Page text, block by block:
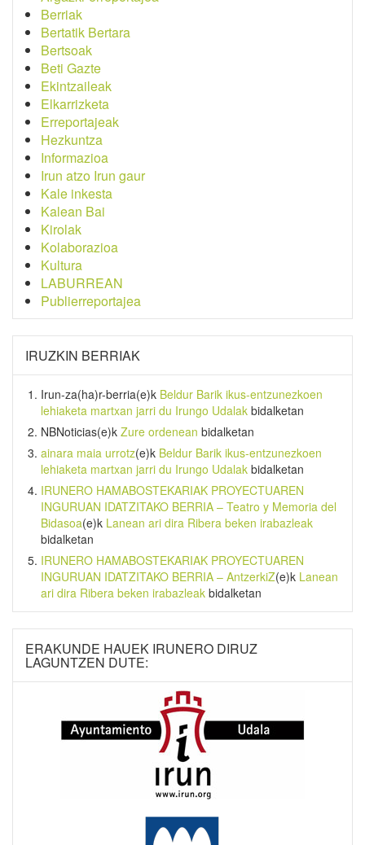
Berriak
Bertatik Bertara
Bertsoak
Beti Gazte
Ekintzaileak
Elkarrizketa
Erreportajeak
Hezkuntza
Informazioa
Irun atzo Irun gaur
Kale inkesta
Kalean Bai
Kirolak
Kolaborazioa
Kultura
LABURREAN
Publierreportajea
IRUZKIN BERRIAK
Irun-za(ha)r-berria(e)k Beldur Barik ikus-entzunezkoen
lehiaketa martxan jarri du Irungo Udalak bidalketan
NBNoticias(e)k Zure ordenean bidalketan
ainara maia urrotz(e)k Beldur Barik ikus-entzunezkoen
lehiaketa martxan jarri du Irungo Udalak bidalketan
IRUNERO HAMABOSTEKARIAK PROYECTUAREN
INGURUAN IDATZITAKO BERRIA – Teatro y Memoria del
Bidasoa(e)k Lanean ari dira Ribera beken irabazleak
bidalketan
IRUNERO HAMABOSTEKARIAK PROYECTUAREN
INGURUAN IDATZITAKO BERRIA – AntzerkiZ(e)k Lanean
ari dira Ribera beken irabazleak bidalketan
ERAKUNDE HAUEK IRUNERO DIRUZ
LAGUNTZEN DUTE: